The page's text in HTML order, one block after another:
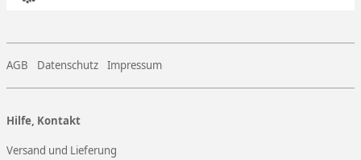
AGB Datenschutz Impressum
Hilfe, Kontakt
Versand und Lieferung